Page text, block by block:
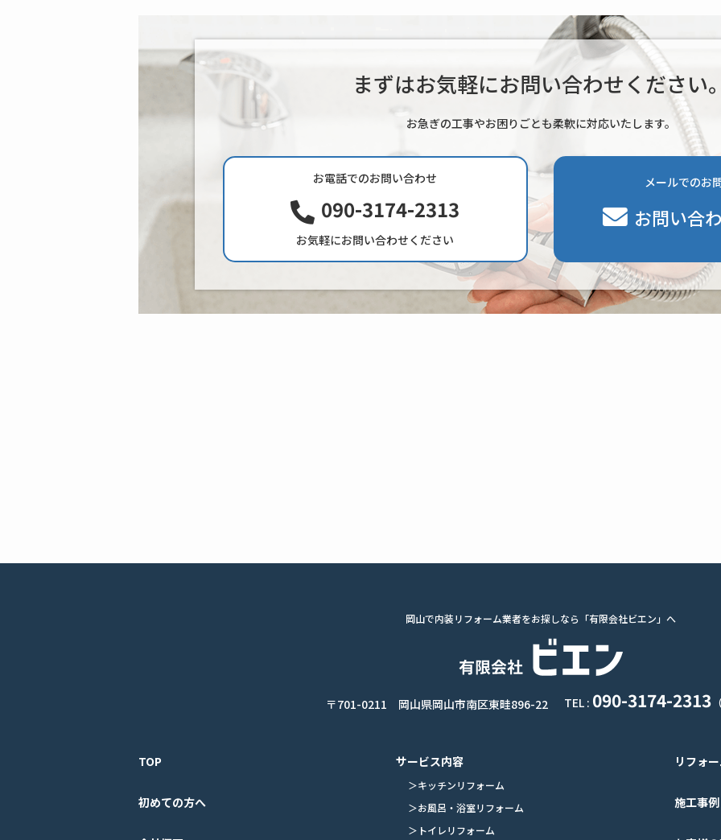
まずはお気軽にお問い合わせください
お急ぎの工事やお困りごとも柔軟に対応いたします。
お電話でのお問い合わせ
090-3174-2313
お気軽にお問い合わせください
メールでのお
お問い合
岡山で内装リフォーム業者をお探しなら「有限会社ビエン」へ
〒701-0211 岡山県岡山市南区東畦896-22 TEL : 090-3174-2313
TOP
初めての方へ
サービス内容
キッチンリフォーム
お風呂・浴室リフォーム
トイレリフォーム
リフォ
施工事例